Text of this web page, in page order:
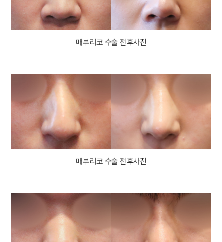
SURGERY #복코수술
매부리코 수술 전후사진
매부리코 수술 전후사진